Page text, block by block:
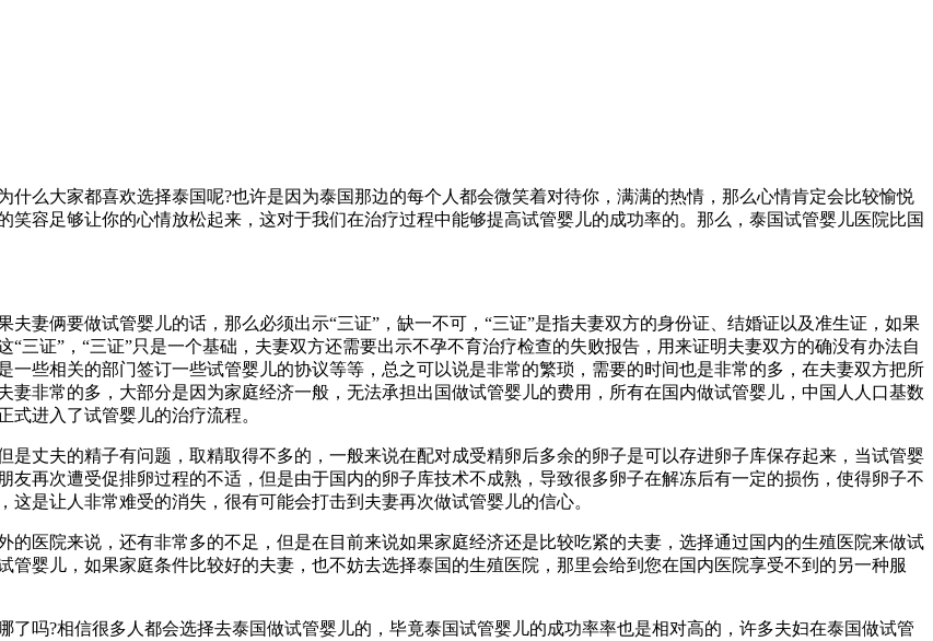
么大家都喜欢选择泰国呢?也许是因为泰国那边的每个人都会微笑着对待你，满满的热情，那么心情肯定会比较愉悦
容足够让你的心情放松起来，这对于我们在治疗过程中能够提高试管婴儿的成功率的。那么，泰国试管婴儿医院比国
妻俩要做试管婴儿的话，那么必须出示“三证”，缺一不可，“三证”是指夫妻双方的身份证、结婚证以及准生证，如果
三证”，“三证”只是一个基础，夫妻双方还需要出示不孕不育治疗检查的失败报告，用来证明夫妻双方的确没有办法自
些相关的部门签订一些试管婴儿的协议等等，总之可以说是非常的繁琐，需要的时间也是非常的多，在夫妻双方把所
非常的多，大部分是因为家庭经济一般，无法承担出国做试管婴儿的费用，所有在国内做试管婴儿，中国人人口基数
进入了试管婴儿的治疗流程。
丈夫的精子有问题，取精取得不多的，一般来说在配对成受精卵后多余的卵子是可以存进卵子库保存起来，当试管婴
再次遭受促排卵过程的不适，但是由于国内的卵子库技术不成熟，导致很多卵子在解冻后有一定的损伤，使得卵子不
是让人非常难受的消失，很有可能会打击到夫妻再次做试管婴儿的信心。
医院来说，还有非常多的不足，但是在目前来说如果家庭经济还是比较吃紧的夫妻，选择通过国内的生殖医院来做试
婴儿，如果家庭条件比较好的夫妻，也不妨去选择泰国的生殖医院，那里会给到您在国内医院享受不到的另一种服
吗?相信很多人都会选择去泰国做试管婴儿的，毕竟泰国试管婴儿的成功率率也是相对高的，许多夫妇在泰国做试管